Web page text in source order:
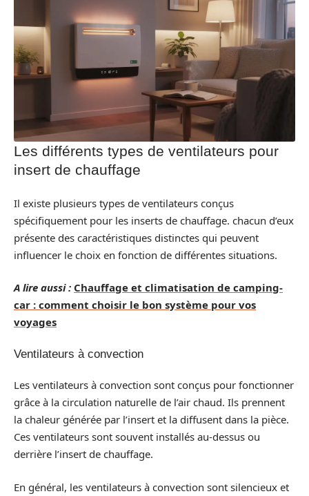
Les différents types de ventilateurs pour
insert de chauffage
Il existe plusieurs types de ventilateurs conçus
spécifiquement pour les inserts de chauffage. chacun d’eux
présente des caractéristiques distinctes qui peuvent
influencer le choix en fonction de différentes situations.
A lire aussi : Chauffage et climatisation de camping-
car : comment choisir le bon système pour vos
voyages
Ventilateurs à convection
Les ventilateurs à convection sont conçus pour fonctionner
grâce à la circulation naturelle de l’air chaud. Ils prennent
la chaleur générée par l’insert et la diffusent dans la pièce.
Ces ventilateurs sont souvent installés au-dessus ou
derrière l’insert de chauffage.
En général, les ventilateurs à convection sont silencieux et